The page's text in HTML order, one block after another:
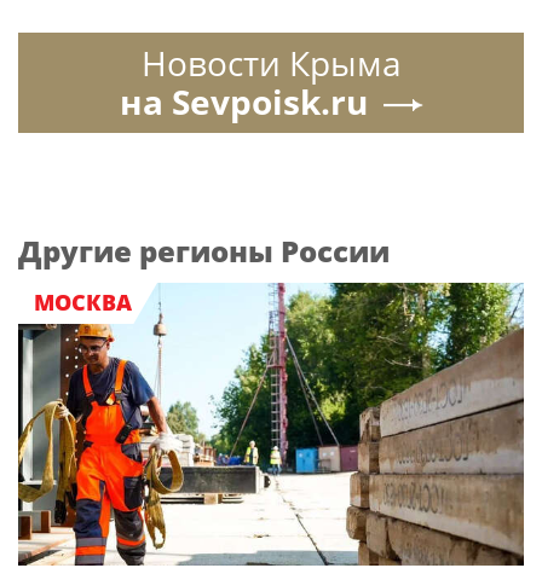
Новости Крыма
на Sevpoisk.ru
Другие регионы России
МОСКВА